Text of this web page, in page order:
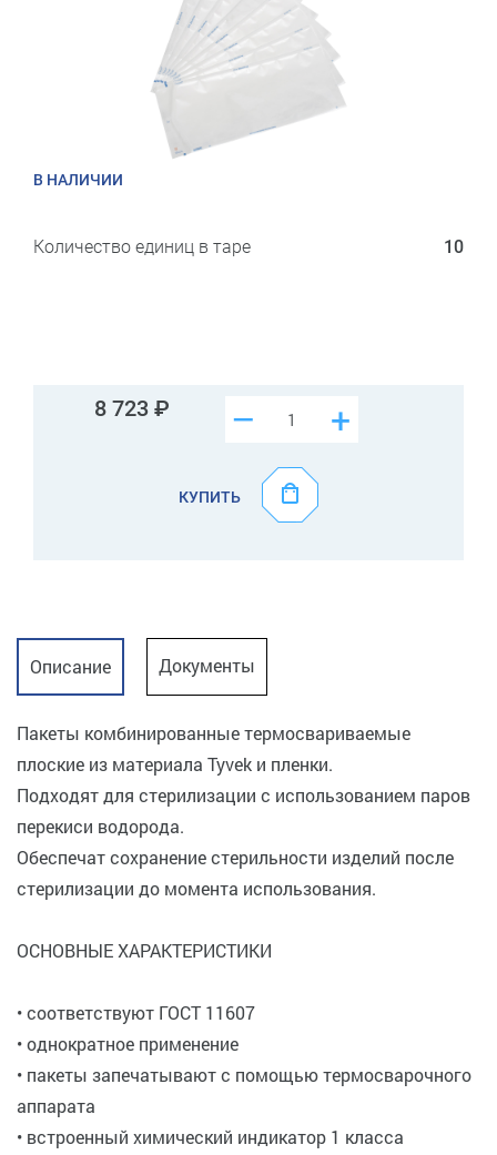
В НАЛИЧИИ
Количество единиц в таре 10
8 723 +
–
КУПИТЬ
Описание Документы
Пакеты комбинированные термосвариваемые
плоские из материала Tyvek и пленки.
Подходят для стерилизации с использованием паров
перекиси водорода.
Обеспечат сохранение стерильности изделий после
стерилизации до момента использования.
ОСНОВНЫЕ ХАРАКТЕРИСТИКИ
• соответствуют ГОСТ 11607
• однократное применение
• пакеты запечатывают с помощью термосварочного
аппарата
• встроенный химический индикатор 1 класса